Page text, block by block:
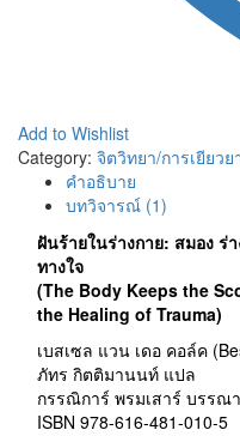
Add to Wishlist
Category: จิตวิทยา/การเยียวย
คำอธิบาย
บทวิจารณ์ (1)
ฝันร้ายในร่างกาย: สมอง ร่
ทางใจ
(The Body Keeps the
the Healing of Trauma)
เบสเซล แวน เดอ คอล์ค
ภัทร กิตติมานนท์ แปล
กรรณิการ์ พรมเสาร์ บรรณ
ISBN 978-616-481-010-5